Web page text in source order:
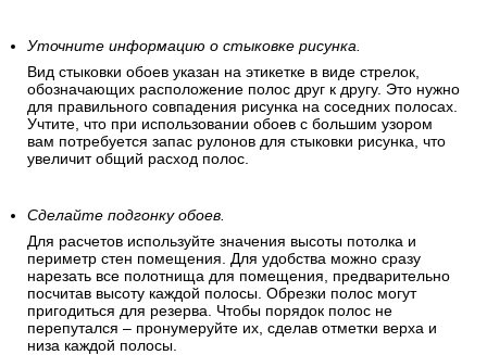
Уточните информацию о стыковке рисунка.
Вид стыковки обоев указан на этикетке в виде стрелок,
обозначающих расположение полос друг к другу. Это нужно
для правильного совпадения рисунка на соседних полосах.
Учтите, что при использовании обоев с большим узором
вам потребуется запас рулонов для стыковки рисунка, что
увеличит общий расход полос.
Сделайте подгонку обоев.
Для расчетов используйте значения высоты потолка и
периметр стен помещения. Для удобства можно сразу
нарезать все полотнища для помещения, предварительно
посчитав высоту каждой полосы. Обрезки полос могут
пригодиться для резерва. Чтобы порядок полос не
перепутался – пронумеруйте их, сделав отметки верха и
низа каждой полосы.